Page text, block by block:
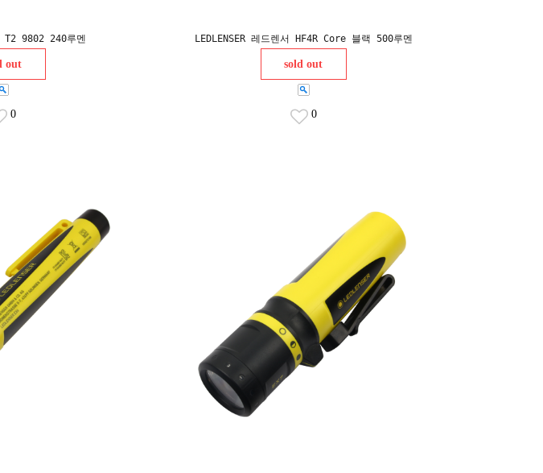
T2 9802 240루멘
out
0
LEDLENSER 레드렌서 HF4R Core 블랙 500루멘
sold out
0